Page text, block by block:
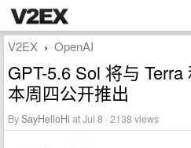
V2EX › OpenAI
GPT-5.6 Sol 将与
本周四公开推出
BySayHelloHi at Jul 8 · 2138 views